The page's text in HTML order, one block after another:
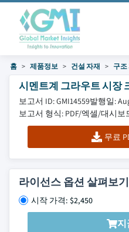
홈 제품정보 건설 자재 구조
시멘트계 그라우트 시장
보고서 ID: GMI14559발행일:
보고서 형식: PDF/엑셀/대시보
무료
라이선스 옵션 살펴보
시작 가격: $2,450
지